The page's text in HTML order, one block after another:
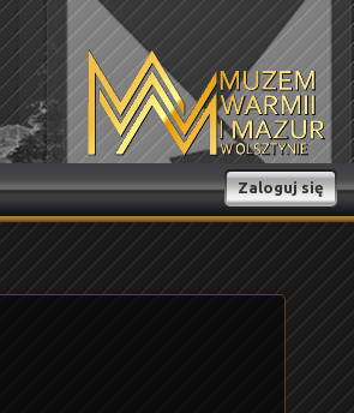
Zaloguj się